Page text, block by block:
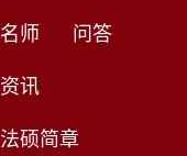
名师
问答
资讯
法硕简章